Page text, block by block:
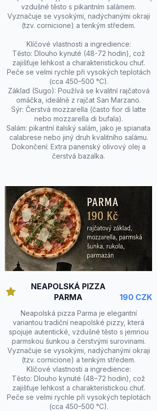
vzdušné těsto s pikantním salámem.
Vyznačuje se vysokými, nadýchanými okraji
(tzv. cornicione) a tenkým středem.
Klíčové vlastnosti a ingredience:
Těsto: Dlouho kynuté (48-72 hodin), což
zajišťuje lehkost a charakteristickou chuť.
Peče se velmi rychle při vysokých teplotách
(cca 450–500 °C).
Základ (Sugo): Používá se kvalitní rajčatová
omáčka, ideálně z rajčat San Marzano.
Sýr: Čerstvá mozzarella (často fior di latte
nebo mozzarella di bufala).
Salám: pikantní italský salám, jako je spianata
calabrese nebo jiný druh kvalitního salámu.
Dokončení: Extra panenský olivový olej a
čerstvá bazalka.
NEAPOLSKÁ PIZZA
PARMA
Neapolská pizza Parma je elegantní
variantou tradiční neapolské pizzy, která
spojuje autentické, vzdušné těsto s jemnou
parmskou šunkou a čerstvými surovinami.
Vyznačuje se vysokými, nadýchanými okraji
(tzv. cornicione) a tenkým středem.
Klíčové vlastnosti a ingredience:
Těsto: Dlouho kynuté (48–72 hodin), což
zajišťuje lehkost a charakteristickou chuť.
Peče se velmi rychle při vysokých teplotách
(cca 450–500 °C).
190 CZK